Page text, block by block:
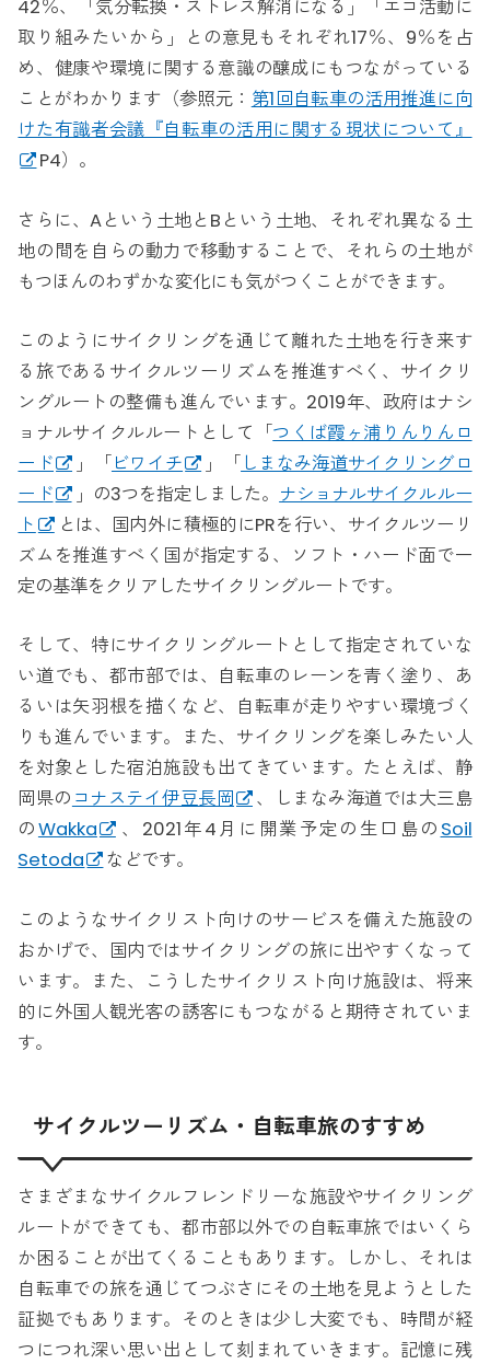
42％、「気分転換・ストレス解消になる」「エコ活動に
取り組みたいから」との意見もそれぞれ17％、9％を占
め、健康や環境に関する意識の醸成にもつながっている
ことがわかります（参照元： 第1回自転車の活用推進に向
けた有識者会議『自転車の活用に関する現状について』
P4）。
さらに、Aという土地とBという土地、それぞれ異なる土
地の間を自らの動力で移動することで、それらの土地が
もつほんのわずかな変化にも気がつくことができます。
このようにサイクリングを通じて離れた土地を行き来す
る旅であるサイクルツーリズムを推進すべく、サイクリ
ングルートの整備も進んでいます。2019年、政府はナシ
ョナルサイクルルートとして「つくば霞ヶ浦りんりんロ
ード
」「ビワイチ 」「しまなみ海道サイクリングロ
ード
」の3つを指定しました。 ナショナルサイクルルー
ト
とは、国内外に積極的にPRを行い、サイクルツーリ
ズムを推進すべく国が指定する、ソフト・ハード面で一
定の基準をクリアしたサイクリングルートです。
そして、特にサイクリングルートとして指定されていな
い道でも、都市部では、自転車のレーンを青く塗り、あ
るいは矢羽根を描くなど、自転車が走りやすい環境づく
りも進んでいます。また、サイクリングを楽しみたい人
を対象とした宿泊施設も出てきています。たとえば、静
岡県の コナステイ伊豆長岡
、しまなみ海道では大三島
のWakka 、2021年4月に開業予定の生口島の Soil
Setoda
などです。
このようなサイクリスト向けのサービスを備えた施設の
おかげで、国内ではサイクリングの旅に出やすくなって
います。また、こうしたサイクリスト向け施設は、将来
的に外国人観光客の誘客にもつながると期待されていま
す。
サイクルツーリズム・自転車旅のすすめ
さまざまなサイクルフレンドリーな施設やサイクリング
ルートができても、都市部以外での自転車旅ではいくら
か困ることが出てくることもあります。しかし、それは
自転車での旅を通じてつぶさにその土地を見ようとした
証拠でもあります。そのときは少し大変でも、時間が経
つにつれ深い思い出として刻まれていきます。記憶に残